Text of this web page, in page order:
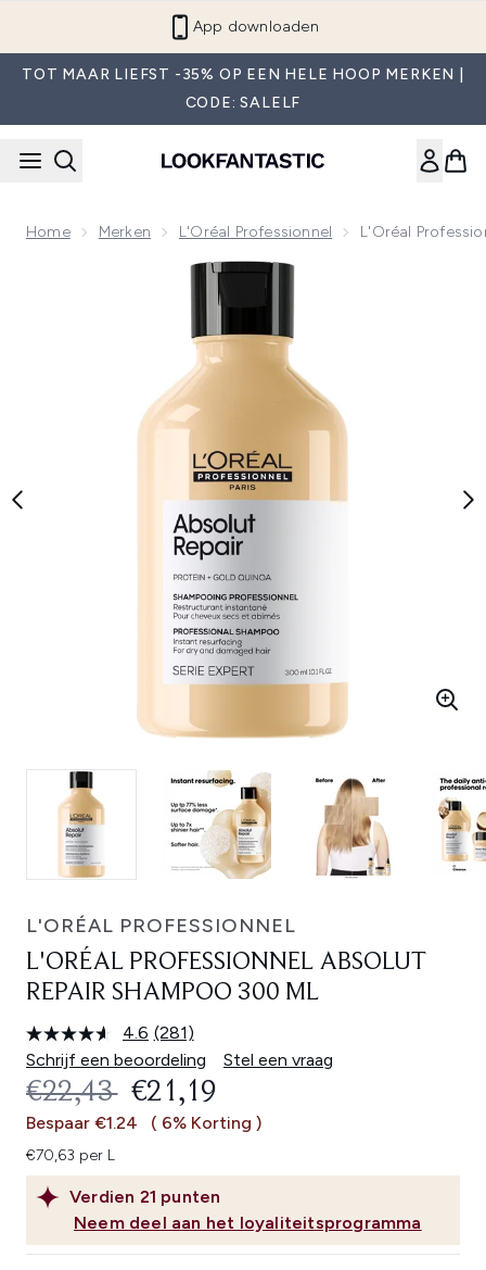
App downloaden
TOT MAAR LIEFST -35% OP EEN HELE HOOP MERKEN |
CODE: SALELF
Home Merken L'Oréal Professionnel L'Oréal
Now showing image 1 L'Oréal Professionnel Absolut Repair
L'ORÉAL PROFESSIONNEL
L'ORÉAL PROFESSIONNEL ABSOLUT
REPAIR SHAMPOO 300 ML
4.6 Lees
281
beoordelingen.
Dezelfde
paginalink.
(281)
Schrijf een beoordeling
Stel een vraag
Verdien 21 punten
Neem deel aan het loyaliteitsprogramma
RECOMMENDED RETAIL PRICE:
€22,43 HUIDIGE PRIJS:
€21,19
Bespaar €1.24 ( 6% Korting )
€70,63 per L